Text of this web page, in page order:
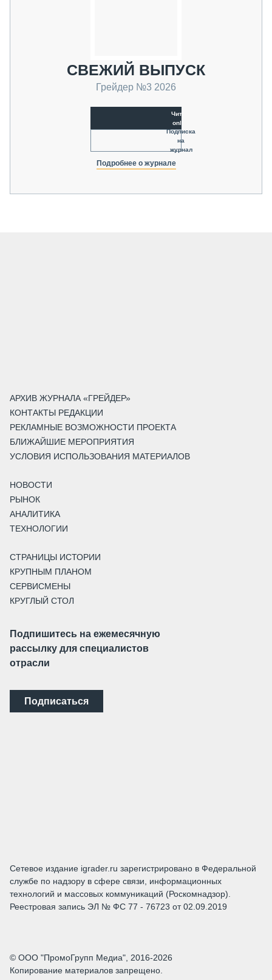
СВЕЖИЙ ВЫПУСК
Грейдер №3 2026
Читать
online
Подписка
на
журнал
Подробнее о журнале
АРХИВ ЖУРНАЛА «ГРЕЙДЕР»
КОНТАКТЫ РЕДАКЦИИ
РЕКЛАМНЫЕ ВОЗМОЖНОСТИ ПРОЕКТА
БЛИЖАЙШИЕ МЕРОПРИЯТИЯ
УСЛОВИЯ ИСПОЛЬЗОВАНИЯ МАТЕРИАЛОВ
НОВОСТИ
РЫНОК
АНАЛИТИКА
ТЕХНОЛОГИИ
СТРАНИЦЫ ИСТОРИИ
КРУПНЫМ ПЛАНОМ
СЕРВИСМЕНЫ
КРУГЛЫЙ СТОЛ
Подпишитесь на ежемесячную
рассылку для специалистов
отрасли
Подписаться
Сетевое издание igrader.ru зарегистрировано в Федеральной
службе по надзору в сфере связи, информационных
технологий и массовых коммуникаций (Роскомнадзор).
Реестровая запись ЭЛ № ФС 77 - 76723 от 02.09.2019
© ООО "ПромоГрупп Медиа", 2016-2026
Копирование материалов запрещено.